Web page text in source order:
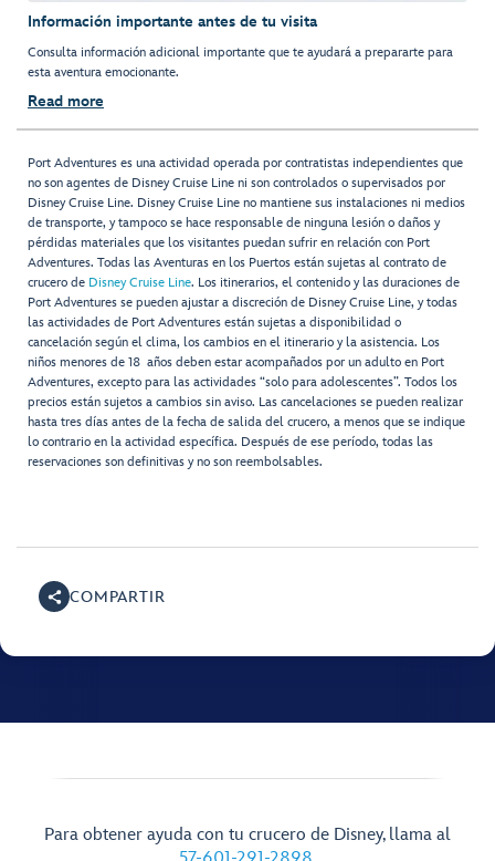
Información importante antes de tu visita
Consulta información adicional importante que te ayudará a prepararte para
esta aventura emocionante.
Read more
Port Adventures es una actividad operada por contratistas independientes que
no son agentes de Disney Cruise Line ni son controlados o supervisados por
Disney Cruise Line. Disney Cruise Line no mantiene sus instalaciones ni medios
de transporte, y tampoco se hace responsable de ninguna lesión o daños y
pérdidas materiales que los visitantes puedan sufrir en relación con Port
Adventures. Todas las Aventuras en los Puertos están sujetas al contrato de
crucero de Disney Cruise Line. Los itinerarios, el contenido y las duraciones de
Port Adventures se pueden ajustar a discreción de Disney Cruise Line, y todas
las actividades de Port Adventures están sujetas a disponibilidad o
cancelación según el clima, los cambios en el itinerario y la asistencia. Los
niños menores de 18 años deben estar acompañados por un adulto en Port
Adventures, excepto para las actividades “solo para adolescentes”. Todos los
precios están sujetos a cambios sin aviso. Las cancelaciones se pueden realizar
hasta tres días antes de la fecha de salida del crucero, a menos que se indique
lo contrario en la actividad específica. Después de ese período, todas las
reservaciones son definitivas y no son reembolsables.
COMPARTIR
Para obtener ayuda con tu crucero de Disney, llama al